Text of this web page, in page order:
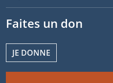
Faites un don
JE DONNE